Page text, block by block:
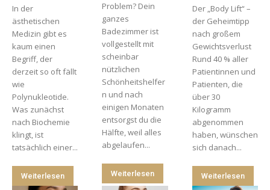
In der
ästhetischen
Medizin gibt es
kaum einen
Begriff, der
derzeit so oft fällt
wie
Polynukleotide.
Was zunächst
nach Biochemie
klingt, ist
tatsächlich einer...
Weiterlesen
Problem? Dein
ganzes
Badezimmer ist
vollgestellt mit
scheinbar
nützlichen
Schönheitshelfer
n und nach
einigen Monaten
entsorgst du die
Hälfte, weil alles
abgelaufen...
Weiterlesen
Der „Body Lift“ –
der Geheimtipp
nach großem
Gewichtsverlust
Rund 40 % aller
Patientinnen und
Patienten, die
über 30
Kilogramm
abgenommen
haben, wünschen
sich danach...
Weiterlesen